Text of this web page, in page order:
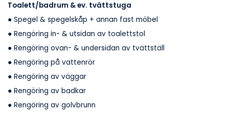
Toalett/badrum & ev. tvättstuga
● Spegel & spegelskåp + annan fast möbel
● Rengöring in- & utsidan av toalettstol
● Rengöring ovan- & undersidan av tvättställ
● Rengöring på vattenrör
● Rengöring av väggar
● Rengöring av badkar
● Rengöring av golvbrunn